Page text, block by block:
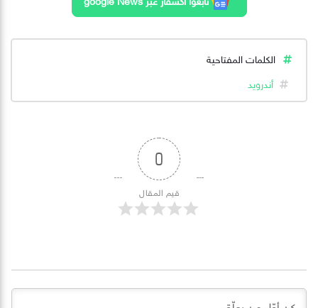
الكلمات المفتاحية
أندرويد
0
قيم المقال